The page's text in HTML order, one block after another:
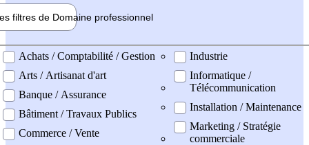
filtres de Domaine professionnel
professionel
Achats / Comptabilité / Gestion
Arts / Artisanat d'art
Banque / Assurance
Bâtiment / Travaux Publics
Commerce / Vente
Industrie
Informatique /
Télécommunication
Installation / Maintenance
Marketing / Stratégie
commerciale